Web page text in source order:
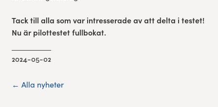
Tack till alla som var intresserade av att delta i testet!
Nu är pilottestet fullbokat.
2024-05-02
← Alla nyheter